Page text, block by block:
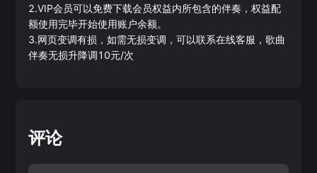
2.VIP会员可以免费下载会员权益内所包含的伴奏，权益配
额使用完毕开始使用账户余额。
3.网页变调有损，如需无损变调，可以联系在线客服，歌曲
伴奏无损升降调10元/次
评论